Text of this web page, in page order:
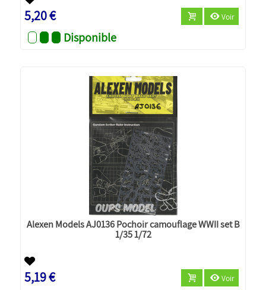
5,20 € Voir
Disponible
Alexen Models AJ0136 Pochoir camouflage WWII set B
1/35 1/72
5,19 € Voir